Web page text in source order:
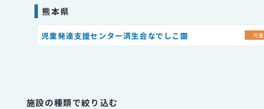
施設の種類で絞り込む
熊本県
児童発達⽀援センター済⽣会なでしこ園 児